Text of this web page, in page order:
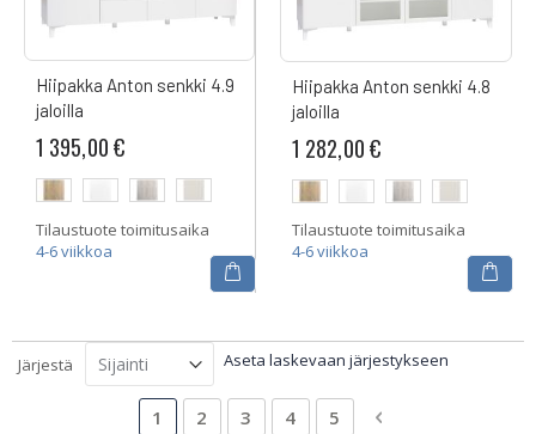
Hiipakka Anton senkki 4.9
jaloilla
1 395,00 €
Tilaustuote toimitusaika
4-6 viikkoa
Hiipakka Anton senkki 4.8
jaloilla
1 282,00 €
Tilaustuote toimitusaika
4-6 viikkoa
Järjestä Aseta laskevaan järjestykseen
SivuLuet tällä hetkellä sivua
1 Sivu
2 Sivu
3 Sivu
4 Sivu
5 Sivu
Siirry